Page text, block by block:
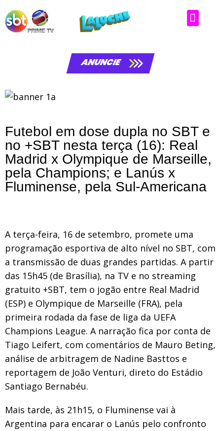
ANUNCIE
Futebol em dose dupla no SBT e
no +SBT nesta terça (16): Real
Madrid x Olympique de Marseille,
pela Champions; e Lanús x
Fluminense, pela Sul-Americana
A terça-feira, 16 de setembro, promete uma
programação esportiva de alto nível no SBT, com
a transmissão de duas grandes partidas. A partir
das 15h45 (de Brasília), na TV e no streaming
gratuito +SBT, tem o jogão entre Real Madrid
(ESP) e Olympique de Marseille (FRA), pela
primeira rodada da fase de liga da UEFA
Champions League. A narração fica por conta de
Tiago Leifert, com comentários de Mauro Beting,
análise de arbitragem de Nadine Basttos e
reportagem de João Venturi, direto do Estádio
Santiago Bernabéu.
Mais tarde, às 21h15, o Fluminense vai à
Argentina para encarar o Lanús pelo confronto